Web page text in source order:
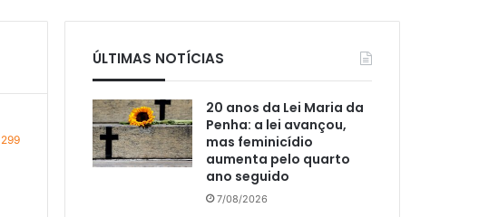
299
ÚLTIMAS NOTÍCIAS
20 anos da Lei Maria da
Penha: a lei avançou,
mas feminicídio
aumenta pelo quarto
ano seguido
7/08/2026